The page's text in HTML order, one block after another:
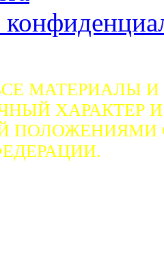
МАТЕРИАЛЫ
ХАРАКТЕР
ПОЛОЖЕНИЯМИ